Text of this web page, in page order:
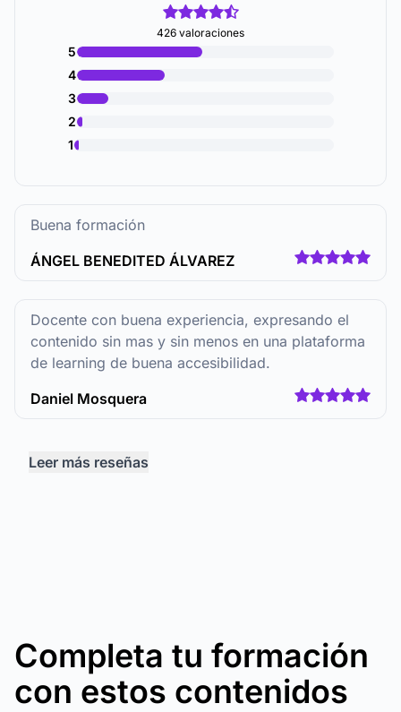
426 valoraciones
5
4
3
2
1
Buena formación
ÁNGEL BENEDITED ÁLVAREZ
Docente con buena experiencia, expresando el
contenido sin mas y sin menos en una plataforma
de learning de buena accesibilidad.
Daniel Mosquera
Leer más reseñas
Completa tu formación
con estos contenidos